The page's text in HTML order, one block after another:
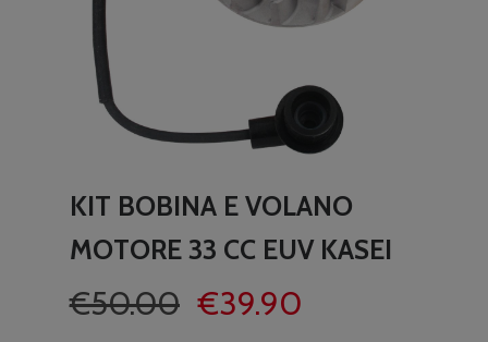
KIT BOBINA E VOLANO
MOTORE 33 CC EUV KASEI
€50.00 Il€39.90